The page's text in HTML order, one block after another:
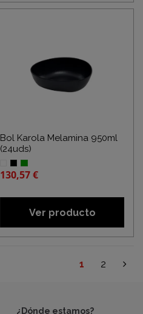
Bol Karola Melamina 950ml
(24uds)
130,57 €
Ver producto
1 2
¿Dónde estamos?